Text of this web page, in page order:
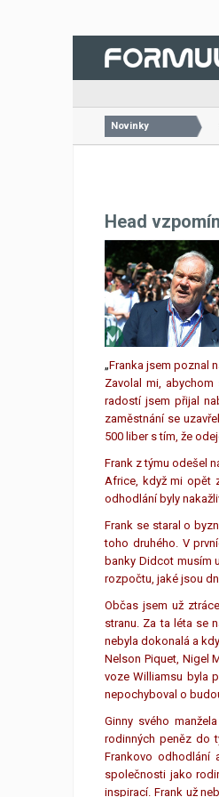
Novinky
26.07.2026 VC
Head
„Franka jsem poznal
Zavolal mi, abychom
radostí jsem přijal
zaměstnání se
500 liber s tím, že
Frank z týmu odešel
Africe, když mi opět
odhodlání byly
Frank se staral o
toho druhého. V
banky Didcot musím
rozpočtu, jaké jsou
Občas jsem už
stranu. Za ta léta se
nebyla dokonalá a
Nelson Piquet, Nigel
voze Williamsu byla
nepochyboval o
Ginny svého
rodinných peněz do
Frankovo ​​odhodlání
společnosti jako
inspirací. Frank už